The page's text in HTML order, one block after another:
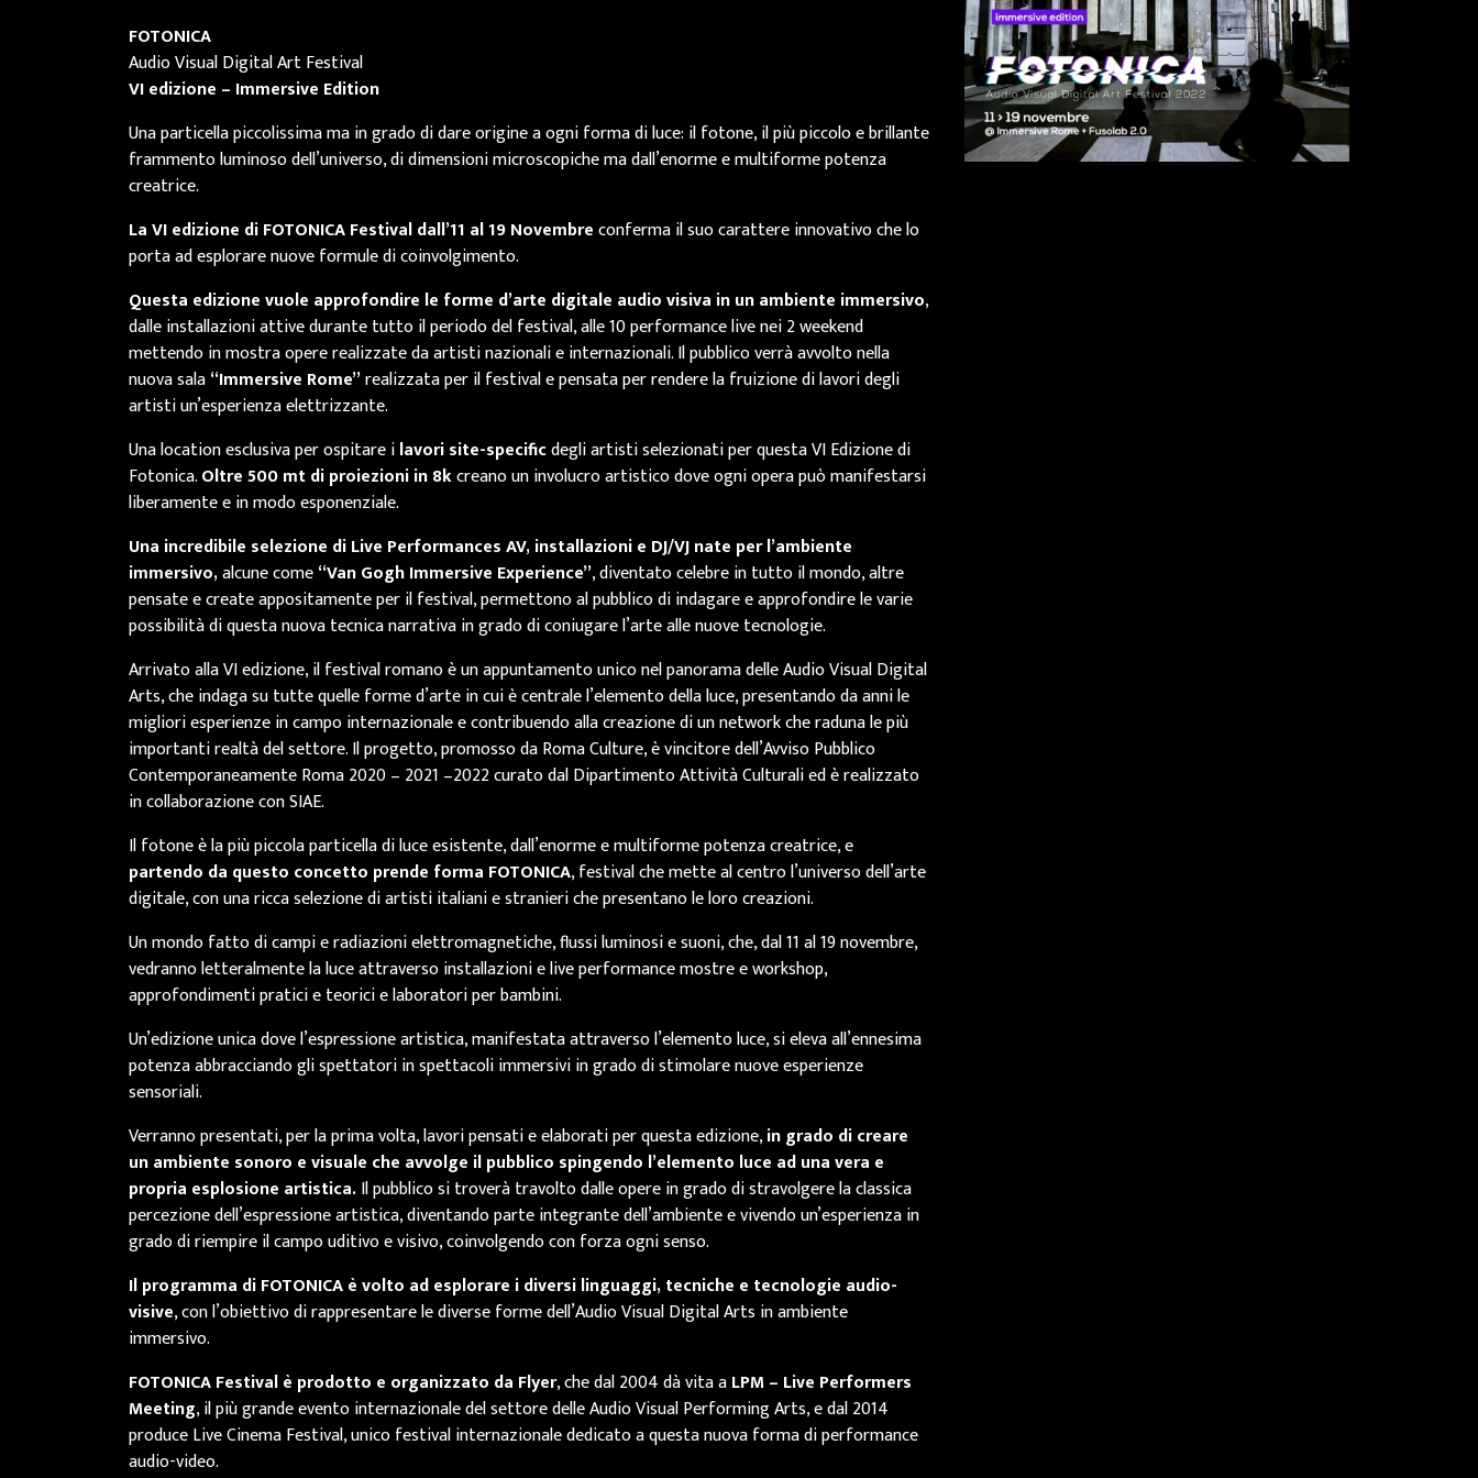
FOTONICA
Audio Visual Digital Art Festival
VI edizione – Immersive Edition
Una particella piccolissima ma in grado di dare origine a ogni forma di luce: il fotone, il più piccolo e brillante
frammento luminoso dell’universo, di dimensioni microscopiche ma dall’enorme e multiforme potenza
creatrice.
La VI edizione di FOTONICA Festival dall’11 al 19 Novembreconferma il suo carattere innovativo che lo
porta ad esplorare nuove formule di coinvolgimento.
Questa edizione vuole approfondire le forme d’arte digitale audio visiva in unambiente immersivo,
dalle installazioni attive durante tutto il periodo del festival, alle 10 performance live nei 2 weekend
mettendo in mostra opere realizzate da artisti nazionali e internazionali. Il pubblico verrà avvolto nella
nuova sala“Immersive Rome”realizzata per il festival e pensata per rendere la fruizione di lavori degli
artisti un’esperienza elettrizzante.
Una location esclusiva per ospitare ilavori site-specificdegli artisti selezionati per questa VI Edizione di
Fotonica.Oltre 500 mt di proiezioni in 8kcreano un involucro artistico dove ogni opera può manifestarsi
liberamente e in modo esponenziale.
Una incredibile selezione di Live Performances AV, installazioni e DJ/VJ nate per l’ambiente
immersivo,alcune come“Van Gogh Immersive Experience”, diventato celebre in tutto il mondo, altre
pensate e create appositamente per il festival, permettono al pubblico di indagare e approfondire le varie
possibilità di questa nuova tecnica narrativa in grado di coniugare l’arte alle nuove tecnologie.
Arrivato alla VI edizione, il festival romano è un appuntamento unico nel panorama delle Audio Visual Digital
Arts, che indaga su tutte quelle forme d’arte in cui è centrale l’elemento della luce, presentando da anni le
migliori esperienze in campo internazionale e contribuendo alla creazione di un network che raduna le più
importanti realtà del settore. Il progetto, promosso da Roma Culture, è vincitore dell’Avviso Pubblico
Contemporaneamente Roma 2020 – 2021 –2022 curato dal Dipartimento Attività Culturali ed è realizzato
in collaborazione con SIAE.
Il fotone è la più piccola particella di luce esistente, dall’enorme e multiforme potenza creatrice, e
partendo da questo concetto prende forma FOTONICA, festival che mette al centro l’universo dell’arte
digitale, con una ricca selezione di artisti italiani e stranieri che presentano le loro creazioni.
Un mondo fatto di campi e radiazioni elettromagnetiche, flussi luminosi e suoni, che, dal 11 al 19 novembre,
vedranno letteralmente la luce attraverso installazioni e live performance mostre e workshop,
approfondimenti pratici e teorici e laboratori per bambini.
Un’edizione unica dove l’espressione artistica, manifestata attraverso l’elemento luce, si eleva all’ennesima
potenza abbracciando gli spettatori in spettacoli immersivi in grado di stimolare nuove esperienze
sensoriali.
Verranno presentati, per la prima volta, lavori pensati e elaborati per questa edizione,in grado di creare
un ambiente sonoro e visuale che avvolge il pubblico spingendo l’elemento luce ad una vera e
propria esplosione artistica.Il pubblico si troverà travolto dalle opere in grado di stravolgere la classica
percezione dell’espressione artistica, diventando parte integrante dell’ambiente e vivendo un’esperienza in
grado di riempire il campo uditivo e visivo, coinvolgendo con forza ogni senso.
Il programma di FOTONICA è volto ad esplorare i diversi linguaggi, tecniche e tecnologie audio-
visive, con l’obiettivo di rappresentare le diverse forme dell’Audio Visual Digital Arts in ambiente
immersivo.
FOTONICA Festival è prodotto e organizzato da Flyer, che dal 2004 dà vita aLPM – Live Performers
Meeting, il più grande evento internazionale del settore delle Audio Visual Performing Arts, e dal 2014
produce Live Cinema Festival, unico festival internazionale dedicato a questa nuova forma di performance
audio-video.